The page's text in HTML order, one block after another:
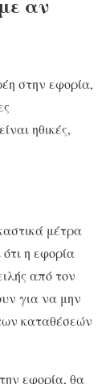
στην εφορία,
ηθικές,
μέτρα
η εφορία
από τον
για να μην
καταθέσεών
εφορία, θα